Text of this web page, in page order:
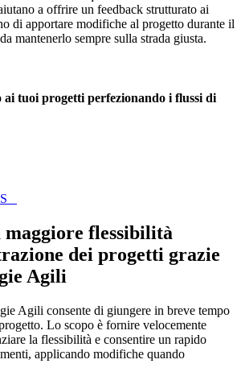
a offrire un feedback strutturato ai
di apportare modifiche al progetto durante il
mantenerlo sempre sulla strada giusta.
ai tuoi progetti perfezionando i flussi di
flessibilità
dei progetti grazie
Agili
Agili consente di giungere in breve tempo
Lo scopo è fornire velocemente
la flessibilità e consentire un rapido
applicando modifiche quando